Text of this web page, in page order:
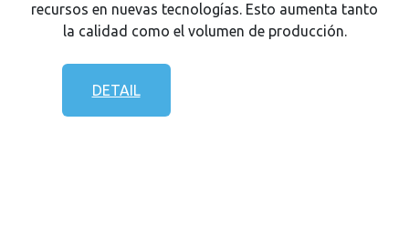
recursos en nuevas tecnologías. Esto aumenta tanto
la calidad como el volumen de producción.
DETAIL